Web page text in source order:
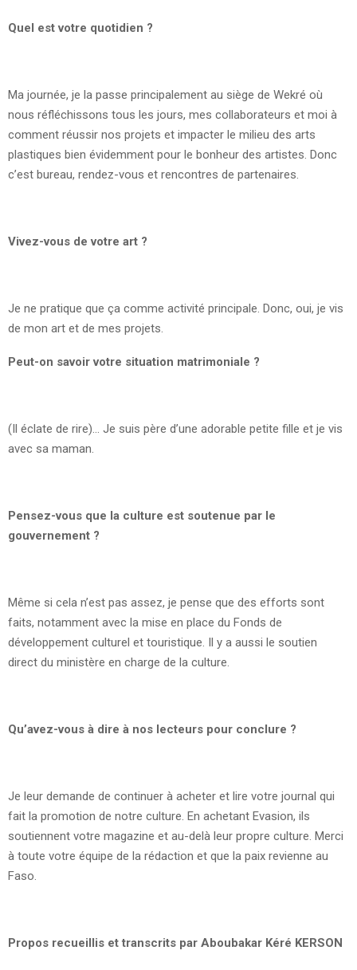
Quel est votre quotidien ?
Ma journée, je la passe principalement au siège de Wekré où
nous réfléchissons tous les jours, mes collaborateurs et moi à
comment réussir nos projets et impacter le milieu des arts
plastiques bien évidemment pour le bonheur des artistes. Donc
c’est bureau, rendez-vous et rencontres de partenaires.
Vivez-vous de votre art ?
Je ne pratique que ça comme activité principale. Donc, oui, je vis
de mon art et de mes projets.
Peut-on savoir votre situation matrimoniale ?
(Il éclate de rire)… Je suis père d’une adorable petite fille et je vis
avec sa maman.
Pensez-vous que la culture est soutenue par le
gouvernement ?
Même si cela n’est pas assez, je pense que des efforts sont
faits, notamment avec la mise en place du Fonds de
développement culturel et touristique. Il y a aussi le soutien
direct du ministère en charge de la culture.
Qu’avez-vous à dire à nos lecteurs pour conclure ?
Je leur demande de continuer à acheter et lire votre journal qui
fait la promotion de notre culture. En achetant Evasion, ils
soutiennent votre magazine et au-delà leur propre culture. Merci
à toute votre équipe de la rédaction et que la paix revienne au
Faso.
Propos recueillis et transcrits par Aboubakar Kéré KERSON